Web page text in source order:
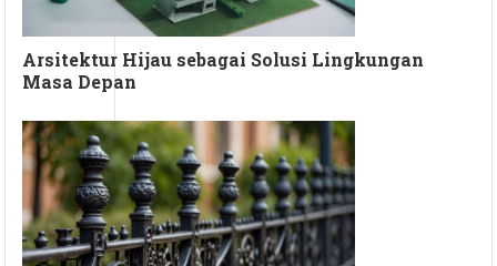
Arsitektur Hijau sebagai Solusi Lingkungan
Masa Depan